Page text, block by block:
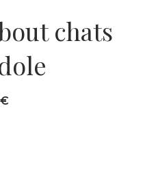
chats
€